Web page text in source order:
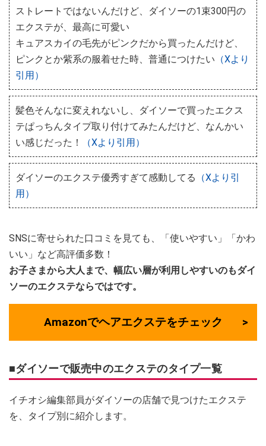
ストレートではないんだけど、ダイソーの1束300円の
エクステが、最高に可愛い
キュアスカイの毛先がピンクだから買ったんだけど、
ピンクとか紫系の服着せた時、普通につけたい （Xより
引用）
髪色そんなに変えれないし、ダイソーで買ったエクス
テぱっちんタイプ取り付けてみたんだけど、なんかい
い感じだった！
（Xより引用）
ダイソーのエクステ優秀すぎて感動してる
（Xより引
用）
SNSに寄せられた口コミを見ても、「使いやすい」「かわ
いい」など高評価多数！
お子さまから大人まで、幅広い層が利用しやすいのもダイ
ソーのエクステならではです。
Amazonでヘアエクステをチェック
■ダイソーで販売中のエクステのタイプ一覧
イチオシ編集部員がダイソーの店舗で見つけたエクステ
を、タイプ別に紹介します。